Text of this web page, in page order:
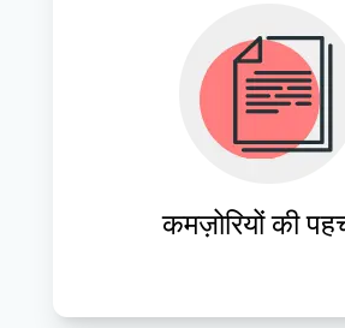
कमज़ोरियों की
कमज़ोरियों का पता लगाने
इंफ्रास्ट्रक्चर को अनुकूलित
मूल्यांकन करना।